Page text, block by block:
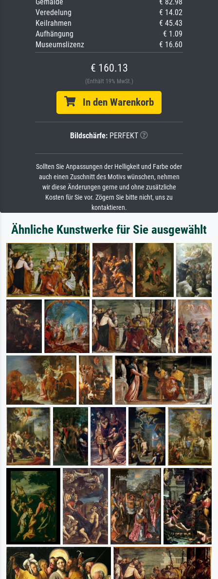
Veredelung
€ 14.02
Keilrahmen
€ 45.43
Aufhängung
€ 1.09
Museumslizenz
€ 16.60
€ 160.13
(Enthält 19% MwSt.)
In den Warenkorb
Bildschärfe: PERFEKT
Sollten Sie Anpassungen der Helligkeit und Farbe oder
auch einen Zuschnitt des Motivs wünschen, nehmen
wir diese Änderungen gerne und ohne zusätzliche
Kosten für Sie vor. Zögern Sie bitte nicht, uns zu
kontaktieren.
Ähnliche Kunstwerke für Sie ausgewählt